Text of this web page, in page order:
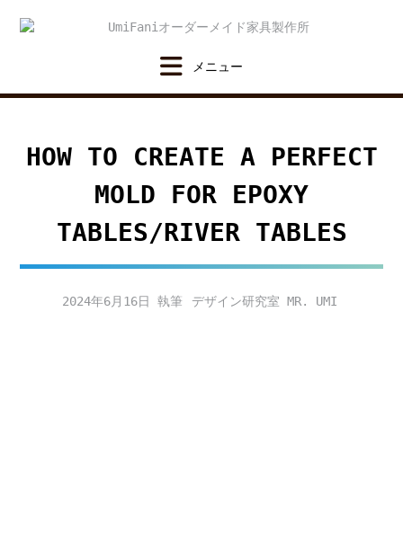
HOW TO CREATE A PERFECT
MOLD FOR EPOXY
TABLES/RIVER TABLES
2024年6月16日 デザイン研究室 MR. UMI